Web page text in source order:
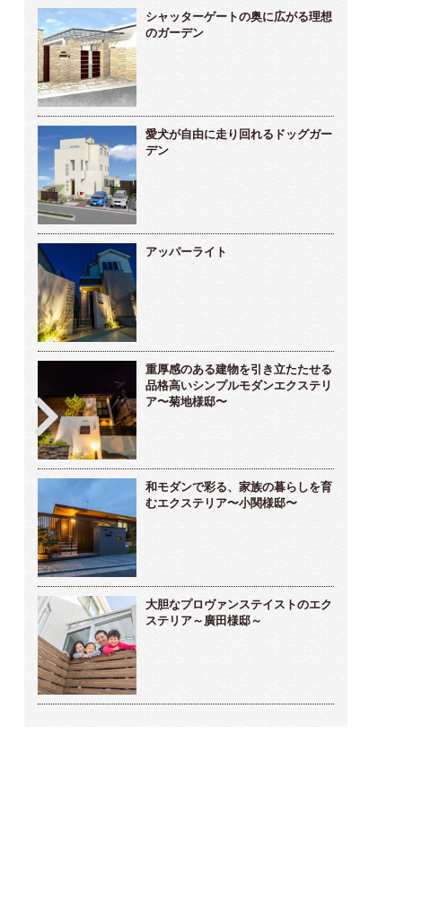
優雅な雰囲気のラウンジ的存在ガーデンルー
ム～高橋様邸～
メンテナンスフリーな海辺のリゾート
シャッターゲートの奥に広がる理想
のガーデン
愛犬が自由に走り回れるドッグガー
デン
アッパーライト
重厚感のある建物を引き立たたせる
品格高いシンプルモダンエクステリ
ア〜菊地様邸〜
和モダンで彩る、家族の暮らしを育
むエクステリア〜小関様邸〜
大胆なプロヴァンステイストのエク
ステリア～廣田様邸～